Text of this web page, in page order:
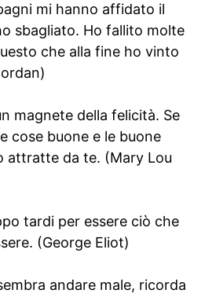
mi hanno affidato il
sbagliato. Ho fallito molte
che alla fine ho vinto
magnete della felicità. Se
cose buone e le buone
attratte da te. (Mary Lou
tardi per essere ciò che
(George Eliot)
andare male, ricorda